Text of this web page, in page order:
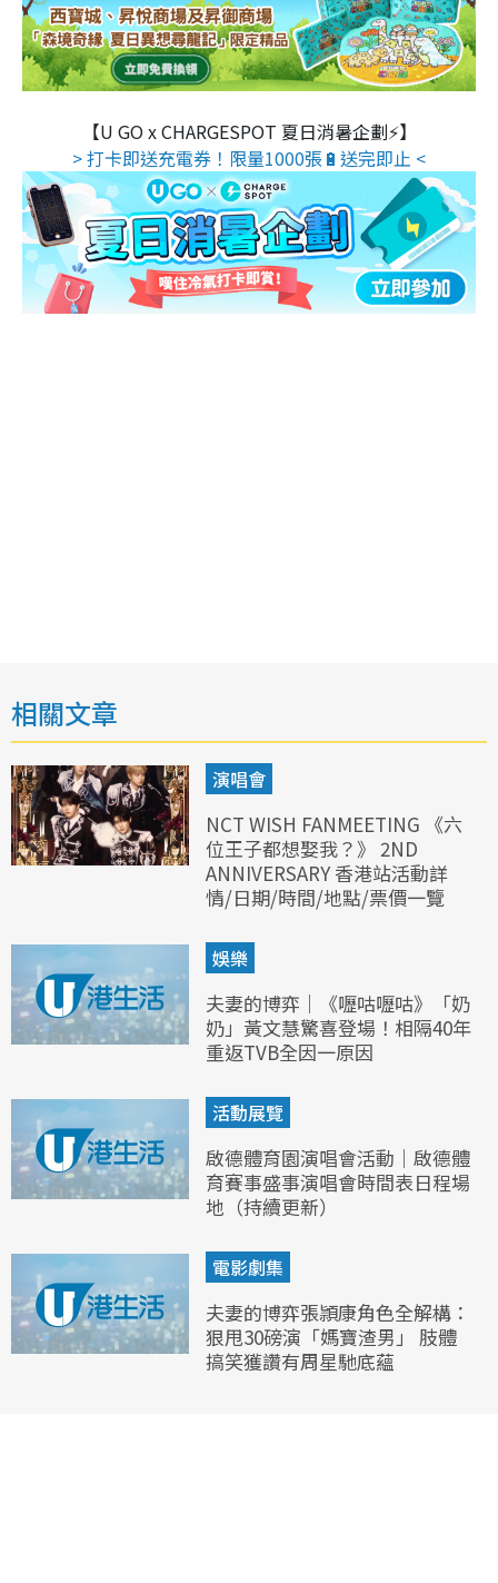
【U GO x CHARGESPOT 夏日消暑企劃⚡】
> 打卡即送充電券！限量1000張🔋送完即止 <
相關文章
演唱會
NCT WISH FANMEETING 《六
位王子都想娶我？》 2ND
ANNIVERSARY 香港站活動詳
情/日期/時間/地點/票價一覽
娛樂
夫妻的博弈｜《嚦咕嚦咕》「奶
奶」黃文慧驚喜登場！相隔40年
重返TVB全因一原因
活動展覽
啟德體育園演唱會活動｜啟德體
育賽事盛事演唱會時間表日程場
地（持續更新）
電影劇集
夫妻的博弈張頴康角色全解構：
狠甩30磅演「媽寶渣男」 肢體
搞笑獲讚有周星馳底蘊